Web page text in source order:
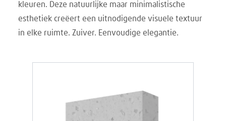
kleuren. Deze natuurlijke maar minimalistische
esthetiek creëert een uitnodigende visuele textuur
in elke ruimte. Zuiver. Eenvoudige elegantie.